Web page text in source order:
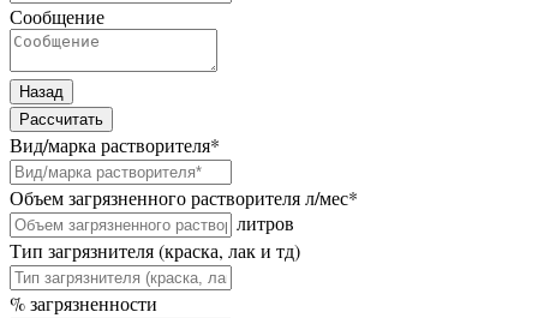
Сообщение
Назад
Рассчитать
Вид/марка растворителя*
Объем загрязненного растворителя л/мес*
литров
Тип загрязнителя (краска, лак и тд)
% загрязненности